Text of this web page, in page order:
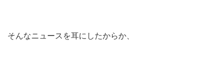
そんなニュースを耳にしたからか、